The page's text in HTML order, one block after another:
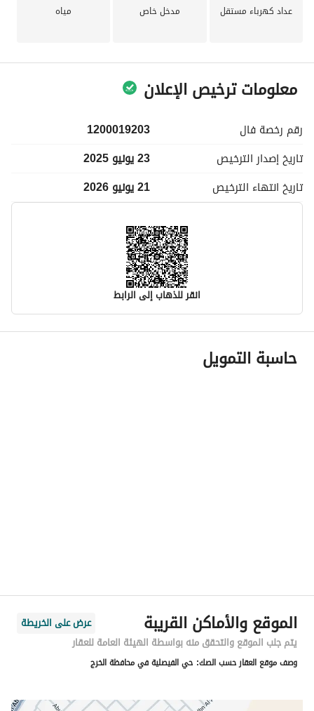
عداد كهرباء مستقل مدخل خاص مياه
معلومات ترخيص الإعلان
رقم رخصة فال
1200019203
تاريخ إصدار الترخيص
23 يونيو 2025
تاريخ انتهاء الترخيص 21 يونيو 2026
انقر للذهاب إلى الرابط
معلومات مسؤول الإعلان
اسم المسؤول
رقم المبنى
3513
الرقم الاضافي
7224
خط العرض
24.162010475186786
حاسبة التمويل
الموقع والأماكن القريبة
عرض على الخريطة
يتم جلب الموقع والتحقق منه بواسطة الهيئة العامة للعقار
وصف موقع العقار حسب الصك: حي الفيصلية في محافظة الخرج